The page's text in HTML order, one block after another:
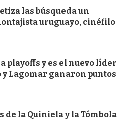
las búsqueda un
uruguayo, cinéfilo
playoffs y es el nuevo líder
Lagomar ganaron puntos
de la Quiniela y la Tómbola